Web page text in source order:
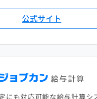
公式サイト
にも対応可能な給与計算シ